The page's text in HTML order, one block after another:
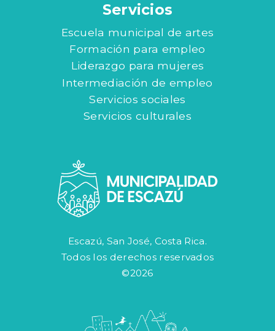
Servicios
Escuela municipal de artes
Formación para empleo
Liderazgo para mujeres
Intermediación de empleo
Servicios sociales
Servicios culturales
Escazú, San José, Costa Rica.
Todos los derechos reservados
©2026